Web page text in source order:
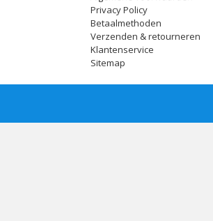
Privacy Policy
Betaalmethoden
Verzenden & retourneren
Klantenservice
Sitemap